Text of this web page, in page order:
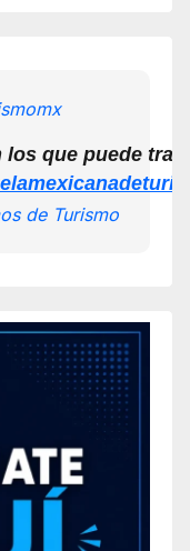
los que puede
de Turismo